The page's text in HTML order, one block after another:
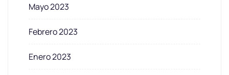
Mayo 2023
Febrero 2023
Enero 2023